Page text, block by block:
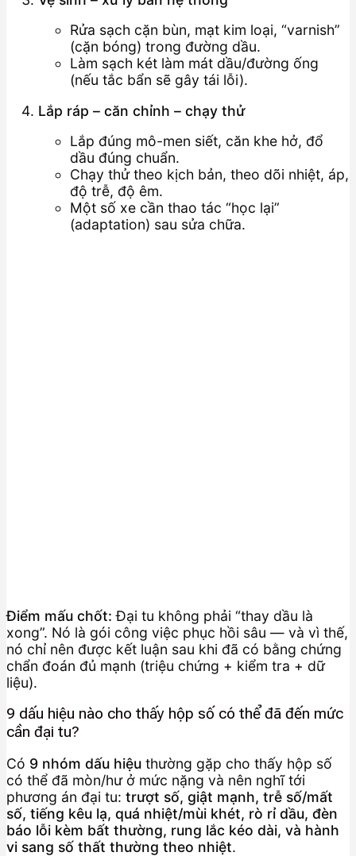
Rửa sạch cặn bùn, mạt kim loại, “varnish”
(cặn bóng) trong đường dầu.
Làm sạch két làm mát dầu/đường ống
(nếu tắc bẩn sẽ gây tái lỗi).
Lắp ráp – căn chỉnh – chạy thử
Lắp đúng mô-men siết, căn khe hở, đổ
dầu đúng chuẩn.
Chạy thử theo kịch bản, theo dõi nhiệt, áp,
độ trễ, độ êm.
Một số xe cần thao tác “học lại”
(adaptation) sau sửa chữa.
Điểm mấu chốt: Đại tu không phải “thay dầu là
xong”. Nó là gói công việc phục hồi sâu — và vì thế,
nó chỉ nên được kết luận sau khi đã có bằng chứng
chẩn đoán đủ mạnh (triệu chứng + kiểm tra + dữ
liệu).
9 dấu hiệu nào cho thấy hộp số có thể đã đến mức
cần đại tu?
Có 9 nhóm dấu hiệu thường gặp cho thấy hộp số
có thể đã mòn/hư ở mức nặng và nên nghĩ tới
phương án đại tu: trượt số, giật mạnh, trễ số/mất
số, tiếng kêu lạ, quá nhiệt/mùi khét, rò rỉ dầu, đèn
báo lỗi kèm bất thường, rung lắc kéo dài, và hành
vi sang số thất thường theo nhiệt.